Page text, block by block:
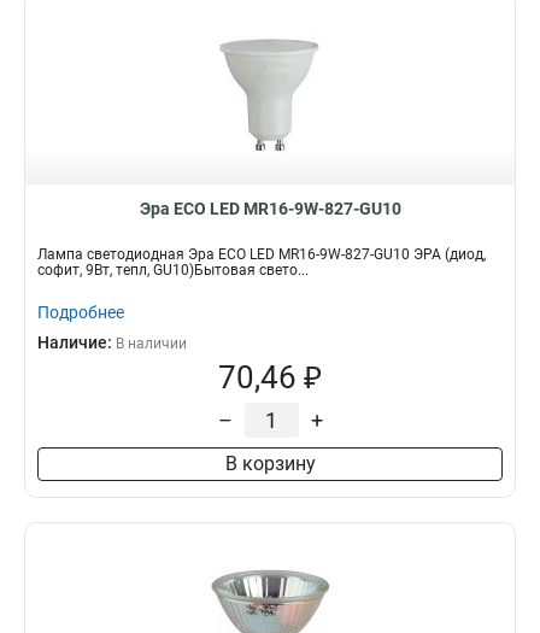
Эра ECO LED MR16-9W-827-GU10
Лампа светодиодная Эра ECO LED MR16-9W-827-GU10 ЭРА (диод,
софит, 9Вт, тепл, GU10)Бытовая свето...
Подробнее
Наличие: В наличии
70,46 ₽
– +
В корзину